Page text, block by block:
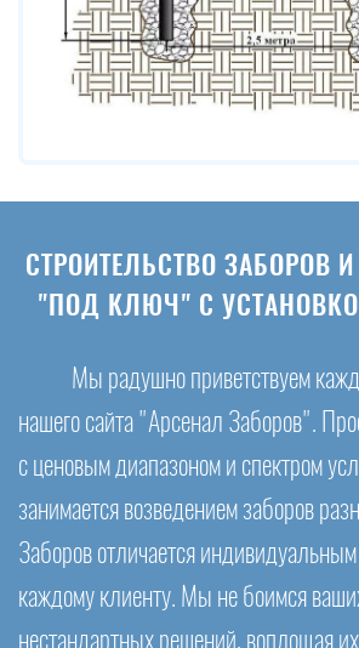
СТРОИТЕЛЬСТВО ЗАБОРОВ
"ПОД КЛЮЧ" С
Мы радушно приветствуем
нашего сайта "Арсенал Заборов".
с ценовым диапазоном и спектром
занимается возведением заборов
Заборов отличается
каждому клиенту. Мы не боимся
нестандартных решений, воплощая